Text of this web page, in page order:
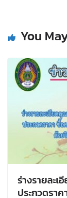
You
ร่างรายละ
ประกวดราค